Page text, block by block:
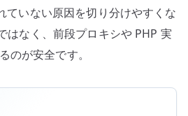
ていない原因を切り分けやすくな
はなく、前段プロキシや PHP 実
のが安全です。